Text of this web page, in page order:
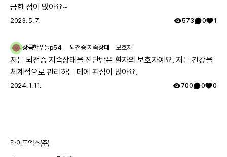
금한 점이 많아요~
2023. 5. 7. 573 0 1
상큼한푸들p54 뇌전증 지속상태 보호자
저는 뇌전증 지속상태을 진단받은 환자의 보호자예요. 저는 건강을
체계적으로 관리하는 데에 관심이 많아요.
2024. 1. 11. 700 0 0
라이프엑스(주)